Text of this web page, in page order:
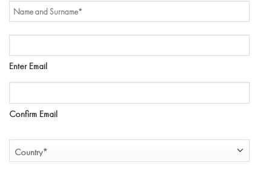
NAME
AND
SURNAME
EMAIL
Enter Email
Confirm Email
COUNTRY